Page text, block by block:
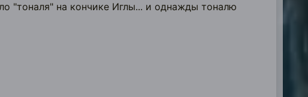
"тоналя" на кончике Иглы... и однажды тоналю